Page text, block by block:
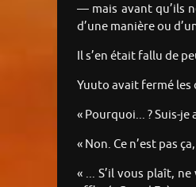
— mais avant qu’ils
d’une manière ou
Il s’en était fallu de
Yuuto avait fermé les
« Pourquoi... ? Suis-
« Non. Ce n’est pas
« ... S’il vous plaît,